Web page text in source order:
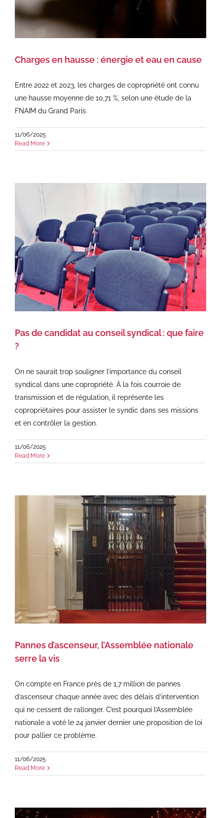
Charges en hausse : énergie et eau en cause
Entre 2022 et 2023, les charges de copropriété ont connu
une hausse moyenne de 10,71 %, selon une étude de la
FNAIM du Grand Paris.
11/06/2025
Read More
Pas de candidat au conseil syndical : que faire
?
On ne saurait trop souligner l’importance du conseil
syndical dans une copropriété. À la fois courroie de
transmission et de régulation, il représente les
copropriétaires pour assister le syndic dans ses missions
et en contrôler la gestion.
11/06/2025
Read More
Pannes d’ascenseur, l’Assemblée nationale
serre la vis
On compte en France près de 1,7 million de pannes
d’ascenseur chaque année avec des délais d’intervention
qui ne cessent de rallonger. C’est pourquoi l’Assemblée
nationale a voté le 24 janvier dernier une proposition de loi
pour pallier ce problème.
11/06/2025
Read More